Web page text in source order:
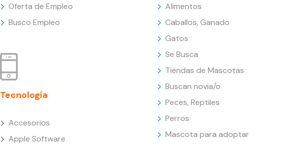
Oferta de Empleo
Busco Empleo
Tecnología
Accesorios
Apple Software
Alimentos
Caballos, Ganado
Gatos
Se Busca
Tiendas de Mascotas
Buscan novia/o
Peces, Reptiles
Perros
Mascota para adoptar